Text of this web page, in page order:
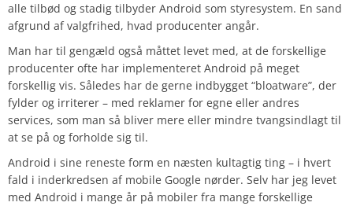
alle tilbød og stadig tilbyder Android som styresystem. En sand
afgrund af valgfrihed, hvad producenter angår.
Man har til gengæld også måttet levet med, at de forskellige
producenter ofte har implementeret Android på meget
forskellig vis. Således har de gerne indbygget “bloatware”, der
fylder og irriterer – med reklamer for egne eller andres
services, som man så bliver mere eller mindre tvangsindlagt til
at se på og forholde sig til.
Android i sine reneste form en næsten kultagtig ting – i hvert
fald i inderkredsen af mobile Google nørder. Selv har jeg levet
med Android i mange år på mobiler fra mange forskellige